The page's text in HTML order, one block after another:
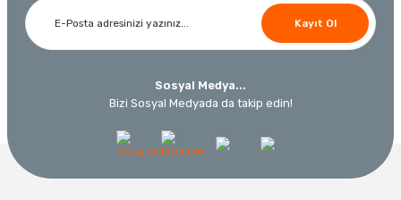
Kayıt Ol
Sosyal Medya...
Bizi Sosyal Medyada da takip edin!